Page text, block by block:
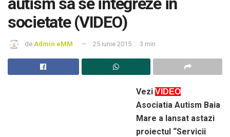
societate (VIDEO)
de Admin eMM 25 iunie 2015 3 min
Vezi VIDEO
Asociatia Autism Baia
Mare a lansat astazi
proiectul “Servicii